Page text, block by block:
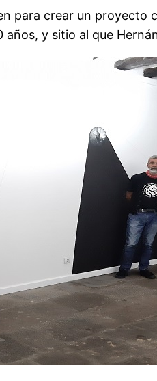
para crear un
y sitio al que